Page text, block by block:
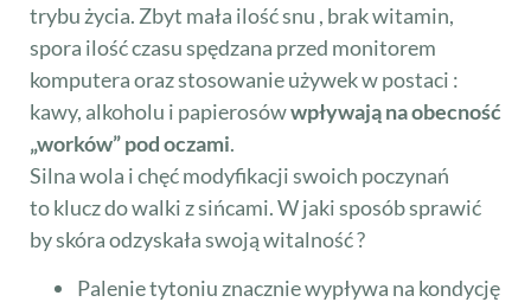
trybu życia. Zbyt mała ilość snu , brak witamin,
spora ilość czasu spędzana przed monitorem
komputera oraz stosowanie używek w postaci :
kawy, alkoholu i papierosówwpływają na obecność
„worków” pod oczami.
Silna wola i chęć modyfikacji swoich poczynań
to klucz do walki z sińcami. W jaki sposób sprawić
by skóra odzyskała swoją witalność ?
Palenie tytoniu znacznie wypływa na kondycję